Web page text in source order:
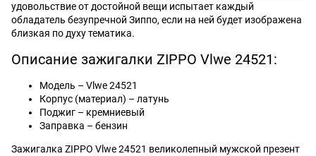
удовольствие от достойной вещи испытает каждый
обладатель безупречной Зиппо, если на ней будет изображена
близкая по духу тематика.
Описание зажигалки ZIPPO Vlwe 24521:
Модель – Vlwe 24521
Корпус (материал) – латунь
Поджиг – кремниевый
Заправка – бензин
Зажигалка ZIPPO Vlwe 24521 великолепный мужской презент